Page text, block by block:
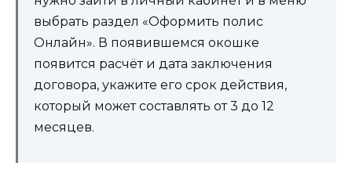
выбрать раздел «Оформить полис
Онлайн». В появившемся окошке
появится расчёт и дата заключения
договора, укажите его срок действия,
который может составлять от 3 до 12
месяцев.